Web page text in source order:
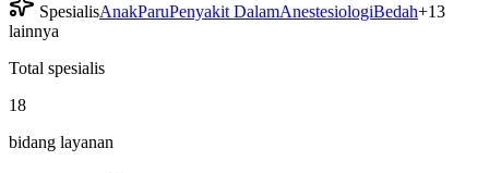
SpesialisAnakParuPenyakit DalamAnestesiologiBedah+13
lainnya
Total spesialis
18
bidang layanan